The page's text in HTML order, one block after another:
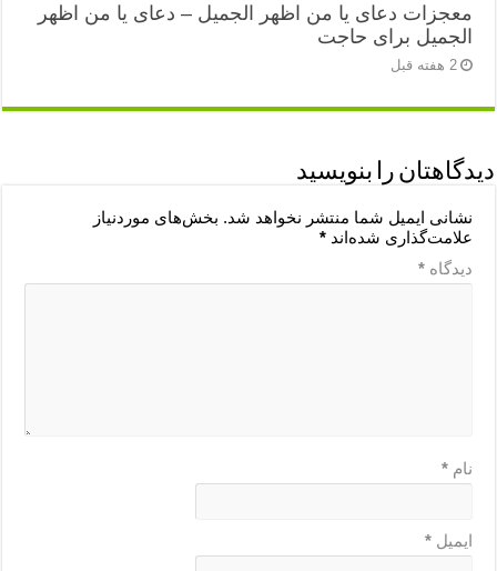
معجزات دعای یا من اظهر الجمیل – دعای یا من اظهر
الجمیل برای حاجت
2 هفته قبل
دیدگاهتان را بنویسید
نشانی ایمیل شما منتشر نخواهد شد. بخش‌های موردنیاز
علامت‌گذاری شده‌اند*
دیدگاه*
نام*
ایمیل*